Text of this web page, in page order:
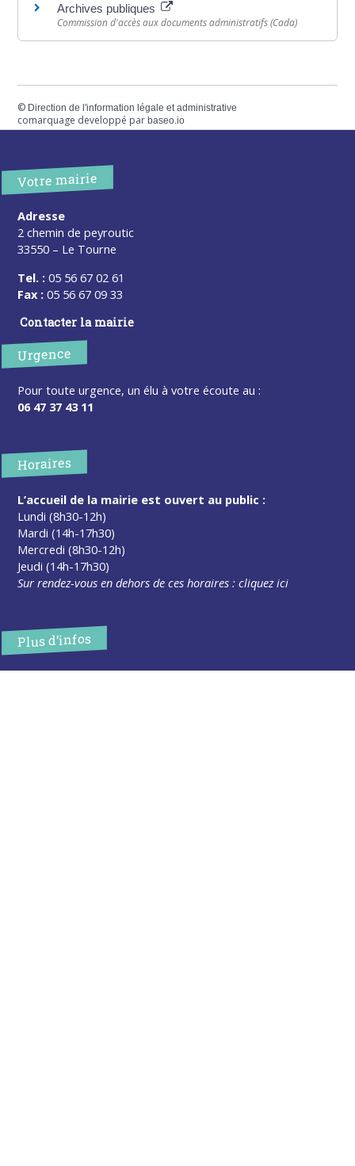
Archives publiques
Commission d'accès aux documents administratifs (Cada)
© Direction de l'information légale et administrative
comarquage developpé parbaseo.io
Votre mairie
Adresse
2 chemin de peyroutic
33550 – Le Tourne
Tel. : 05 56 67 02 61
Fax : 05 56 67 09 33
Contacter la mairie
Urgence
Pour toute urgence, un élu à votre écoute au :
06 47 37 43 11
Horaires
L’accueil de la mairie est ouvert au public :
Lundi (8h30-12h)
Mardi (14h-17h30)
Mercredi (8h30-12h)
Jeudi (14h-17h30)
Sur rendez-vous en dehors de ces horaires :cliquez ici
Plus d’infos